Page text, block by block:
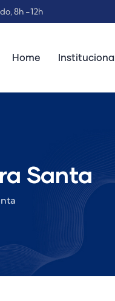
8h -12h
Home Institucional
Santa